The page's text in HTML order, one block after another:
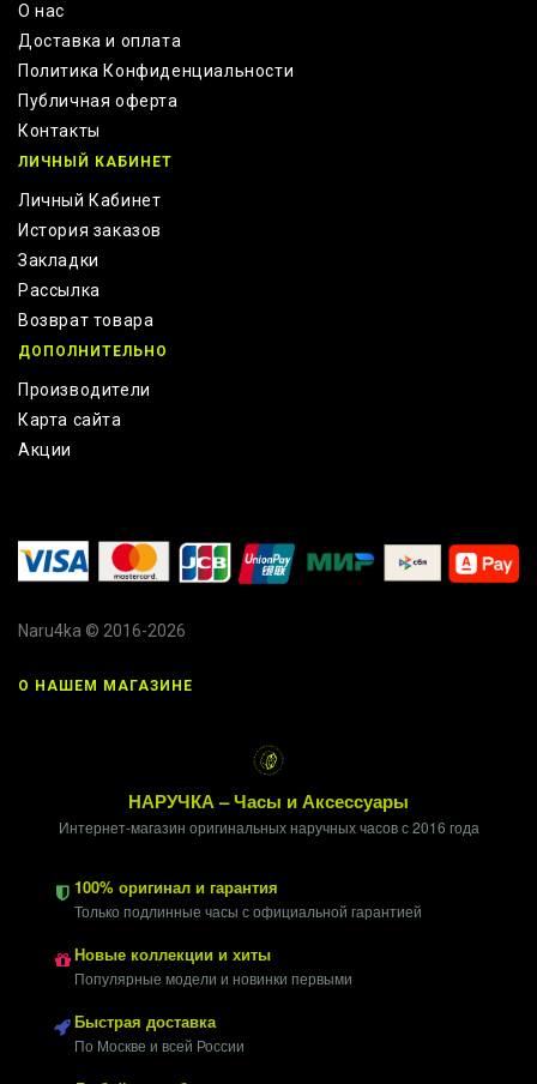
О нас
Доставка и оплата
Политика Конфиденциальности
Публичная оферта
Контакты
ЛИЧНЫЙ КАБИНЕТ
Личный Кабинет
История заказов
Закладки
Рассылка
Возврат товара
ДОПОЛНИТЕЛЬНО
Производители
Карта сайта
Акции
Naru4ka © 2016-2026
О НАШЕМ МАГАЗИНЕ
НАРУЧКА – Часы и Аксессуары
Интернет-магазин оригинальных наручных часов с 2016 года
100% оригинал и гарантия
Только подлинные часы с официальной гарантией
Новые коллекции и хиты
Популярные модели и новинки первыми
Быстрая доставка
По Москве и всей России